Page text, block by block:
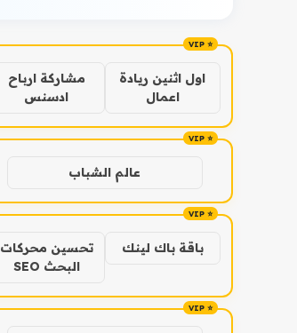
اول اثنين ريادة
اعمال
مشاركة ارباح
ادسنس
عالم الشباب
باقة باك لينك
تحسين محركات
البحث SEO